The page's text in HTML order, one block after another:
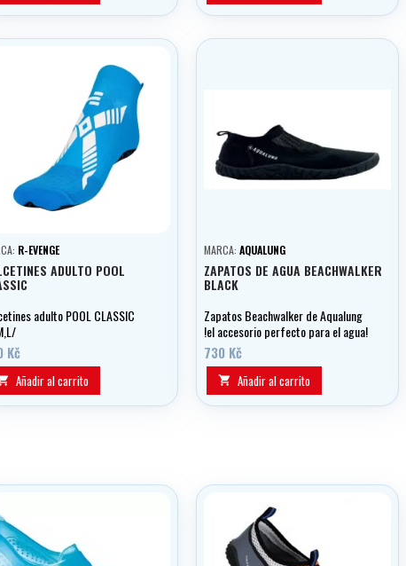
R-EVENGE
ADULTO POOL
adulto POOL CLASSIC
Kč
Añadir al carrito
MARCA: AQUALUNG
ZAPATOS DE AGUA BEACHWALKER
BLACK
Zapatos Beachwalker de Aqualung
!el accesorio perfecto para el agua!
730 Kč
 Añadir al carrito